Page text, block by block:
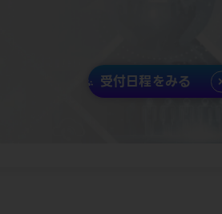
受付日程をみる